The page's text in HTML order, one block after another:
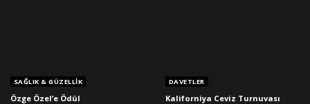
SAĞLIK & GÜZELLIK
Özge Özel’e Ödül
DAVETLER
Kaliforniya Ceviz Turnuvası